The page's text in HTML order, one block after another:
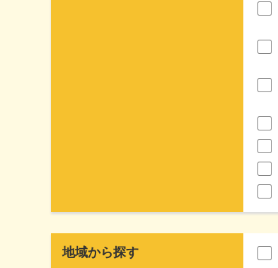
地域から探す